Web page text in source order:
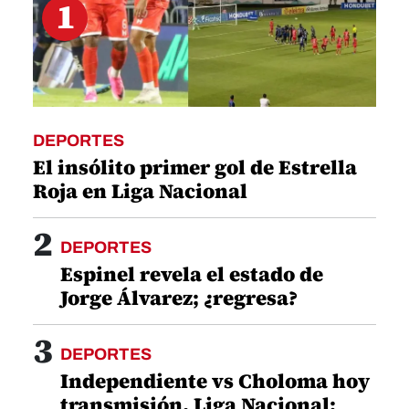
1
DEPORTES
El insólito primer gol de Estrella
Roja en Liga Nacional
2 DEPORTES
Espinel revela el estado de
Jorge Álvarez; ¿regresa?
3 DEPORTES
Independiente vs Choloma hoy